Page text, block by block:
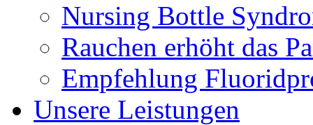
Nursing Bottle
Rauchen erhöht das
Empfehlung
Unsere Leistungen